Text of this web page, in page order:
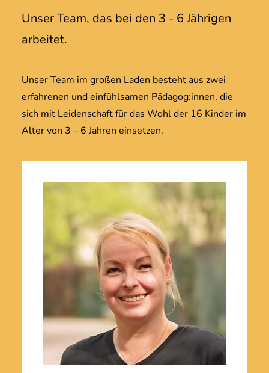
Unser Team, das bei den 3 - 6 Jährigen
arbeitet.
Unser Team im großen Laden besteht aus zwei
erfahrenen und einfühlsamen Pädagog:innen, die
sich mit Leidenschaft für das Wohl der 16 Kinder im
Alter von 3 – 6 Jahren einsetzen.